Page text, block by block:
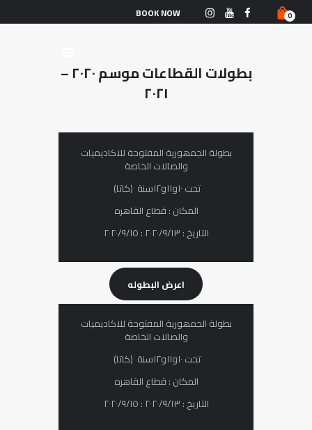
BOOK NOW 0
الأحداث
الأخبار
تواصل معنا
بطولات القطاعات موسم ٢٠٢٠ –
٢٠٢١
بطولة الجمھوریة المفتوحة للاكادیمیات
والصالات الخاصة
تحت ١٠و١١و١٢سنة (كاتا)
المكان : قطاع القاهره
التاريخ : ٢٠٢٠/٩/١٣ : ٢٠٢٠/٩/١٥
اعرض البطوله
بطولة الجمھوریة المفتوحة للاكادیمیات
والصالات الخاصة
تحت ١٠و١١و١٢سنة (كاتا)
المكان : قطاع القاهره
التاريخ : ٢٠٢٠/٩/١٣ : ٢٠٢٠/٩/١٥